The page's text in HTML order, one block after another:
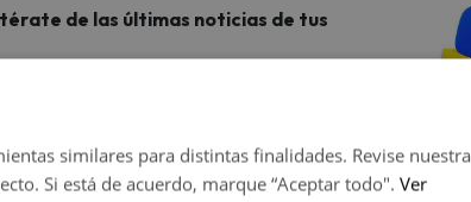
de las últimas noticias de tus
similares para distintas finalidades. Revise nuestra
Si está de acuerdo, marque “Aceptar todo". Ver